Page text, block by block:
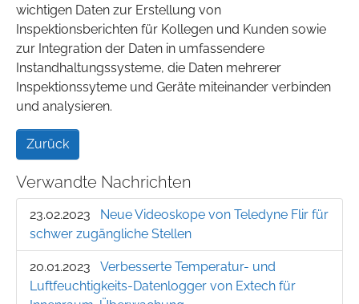
wichtigen Daten zur Erstellung von
Inspektionsberichten für Kollegen und Kunden sowie
zur Integration der Daten in umfassendere
Instandhaltungssysteme, die Daten mehrerer
Inspektionssyteme und Geräte miteinander verbinden
und analysieren.
Zurück
Verwandte Nachrichten
23.02.2023
Neue Videoskope von Teledyne Flir für
schwer zugängliche Stellen
20.01.2023
Verbesserte Temperatur- und
Luftfeuchtigkeits-Datenlogger von Extech für